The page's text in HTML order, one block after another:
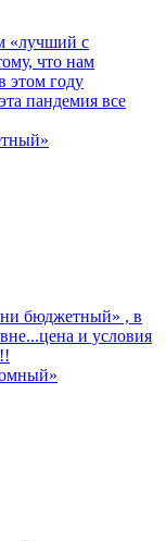
«лучший с
что нам
этом году
пандемия все
бюджетный» , в
и условия